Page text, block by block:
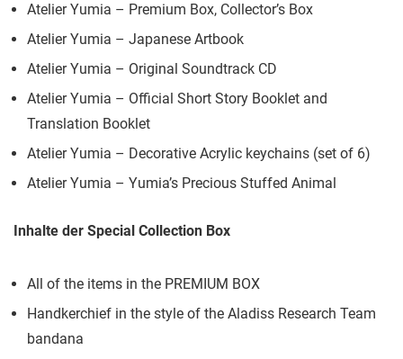
Atelier Yumia – Premium Box, Collector’s Box
Atelier Yumia – Japanese Artbook
Atelier Yumia – Original Soundtrack CD
Atelier Yumia – Official Short Story Booklet and
Translation Booklet
Atelier Yumia – Decorative Acrylic keychains (set of 6)
Atelier Yumia – Yumia’s Precious Stuffed Animal
Inhalte der Special Collection Box
All of the items in the PREMIUM BOX
Handkerchief in the style of the Aladiss Research Team
bandana